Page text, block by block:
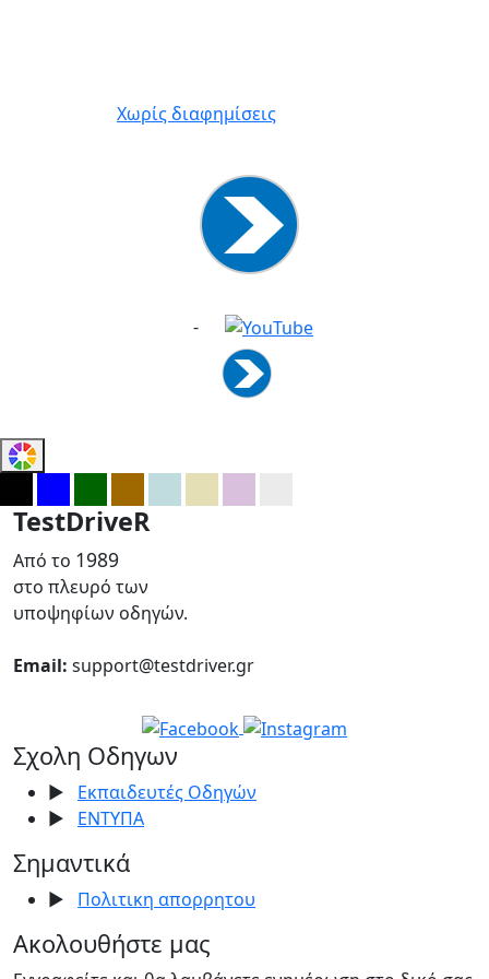
Χωρίς διαφημίσεις
-
TestDriveR
Από το 1989
στο πλευρό των
υποψηφίων οδηγών.
Email: support@testdriver.gr
Σχολη Οδηγων
▶
Εκπαιδευτές Οδηγών
▶
ΕΝΤΥΠΑ
Σημαντικά
▶ Πολιτικη απορρητου
Ακολουθήστε μας